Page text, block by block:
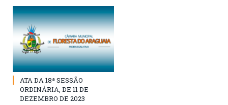
ATA DA 18ª SESSÃO
ORDINÁRIA, DE 11 DE
DEZEMBRO DE 2023